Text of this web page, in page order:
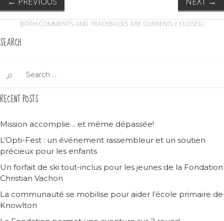
BOTH COMMENTS AND TRACKBACKS ARE CURRENTLY CLOSED.
SEARCH
for:
RECENT POSTS
Mission accomplie… et même dépassée!
L’Opti-Fest : un événement rassembleur et un soutien
précieux pour les enfants
Un forfait de ski tout-inclus pour les jeunes de la Fondation
Christian Vachon
La communauté se mobilise pour aider l’école primaire de
Knowlton